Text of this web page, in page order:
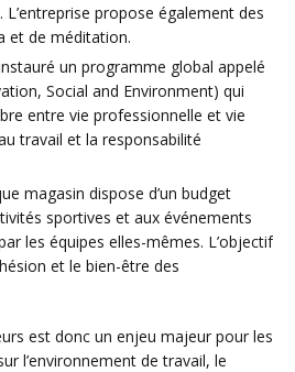
propose également des
et de méditation.
un programme global appelé
Social and Environment) qui
entre vie professionnelle et vie
travail et la responsabilité
magasin dispose d’un budget
sportives et aux événements
les équipes elles-mêmes. L’objectif
et le bien-être des
est donc un enjeu majeur pour les
l’environnement de travail, le